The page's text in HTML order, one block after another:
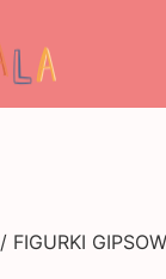
/ FIGURKI